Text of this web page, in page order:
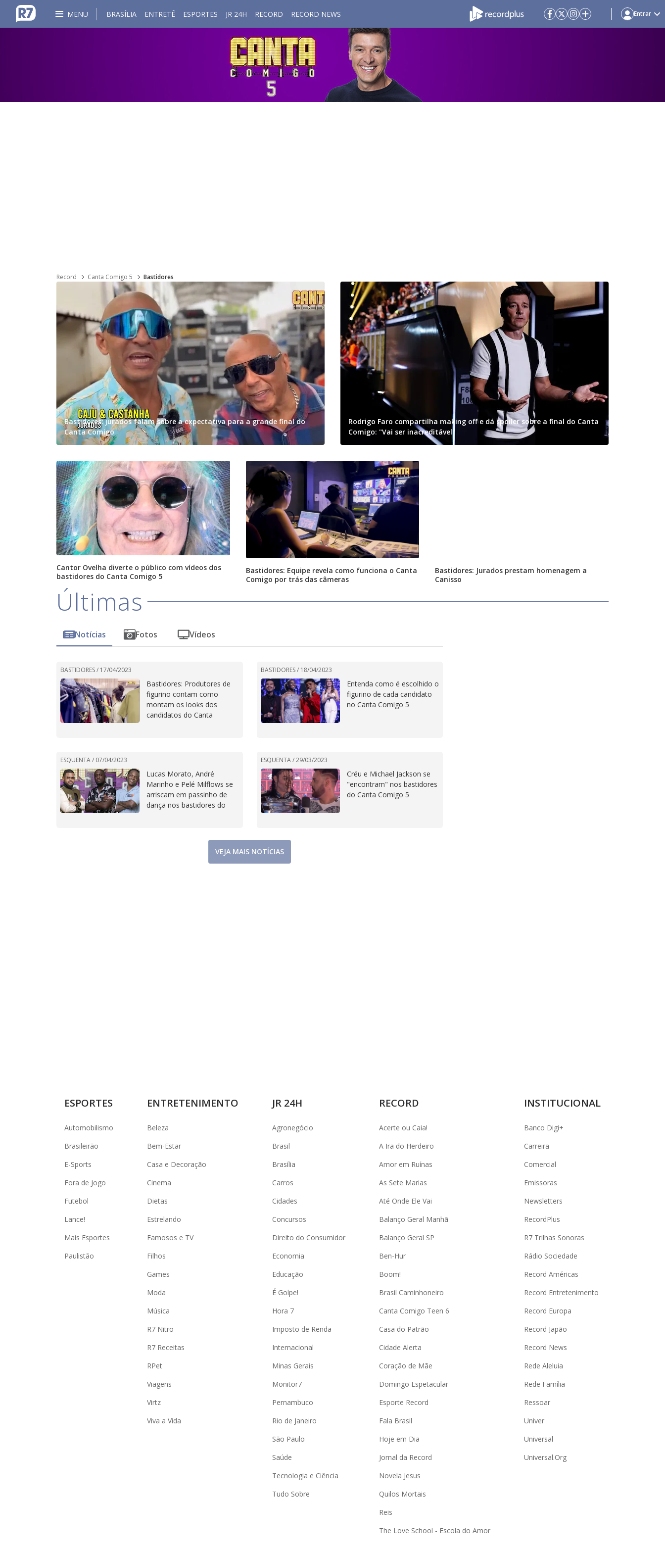
MENU BRASÍLIA ENTRETÊ ESPORTES JR 24H RECORD RECORD NEWS Entrar
Record Canta Comigo 5 Bastidores
Bastidores: jurados falam sobre a expectativa para a grande final do
Canta Comigo
Rodrigo Faro compartilha making off e dá spoiler sobre a final do Canta
Comigo: "Vai ser inacreditável"
Cantor Ovelha diverte o público com vídeos dos
bastidores do Canta Comigo 5
Bastidores: Equipe revela como funciona o Canta
Comigo por trás das câmeras
Bastidores: Jurados prestam homenagem a
Canisso
Últimas
Notícias Fotos Vídeos
BASTIDORES / 17/04/2023
Bastidores: Produtores de
figurino contam como
montam os looks dos
candidatos do Canta
BASTIDORES / 18/04/2023
Entenda como é escolhido o
figurino de cada candidato
no Canta Comigo 5
ESQUENTA / 07/04/2023
Lucas Morato, André
Marinho e Pelé Milflows se
arriscam em passinho de
dança nos bastidores do
ESQUENTA /29/03/2023
Créu e Michael Jackson se
"encontram" nos bastidores
do Canta Comigo 5
VEJA MAIS NOTÍCIAS
ESPORTES
Automobilismo
Brasileirão
E-Sports
Fora de Jogo
Futebol
Lance!
Mais Esportes
Paulistão
ENTRETENIMENTO
Beleza
Bem-Estar
Casa e Decoração
Cinema
Dietas
Estrelando
Famosos e TV
Filhos
Games
Moda
Música
R7 Nitro
R7 Receitas
RPet
Viagens
Virtz
Viva a Vida
JR 24H
Agronegócio
Brasil
Brasília
Carros
Cidades
Concursos
Direito do Consumidor
Economia
Educação
É Golpe!
Hora 7
Imposto de Renda
Internacional
Minas Gerais
Monitor7
Pernambuco
Rio de Janeiro
São Paulo
Saúde
Tecnologia e Ciência
Tudo Sobre
RECORD
Acerte ou Caia!
A Ira do Herdeiro
Amor em Ruínas
As Sete Marias
Até Onde Ele Vai
Balanço Geral Manhã
Balanço Geral SP
Ben-Hur
Boom!
Brasil Caminhoneiro
Canta Comigo Teen 6
Casa do Patrão
Cidade Alerta
Coração de Mãe
Domingo Espetacular
Esporte Record
Fala Brasil
Hoje em Dia
Jornal da Record
Novela Jesus
Quilos Mortais
Reis
The Love School - Escola do Amor
INSTITUCIONAL
Banco Digi+
Carreira
Comercial
Emissoras
Newsletters
RecordPlus
R7 Trilhas Sonoras
Rádio Sociedade
Record Américas
Record Entretenimento
Record Europa
Record Japão
Record News
Rede Aleluia
Rede Família
Ressoar
Univer
Universal
Universal.Org